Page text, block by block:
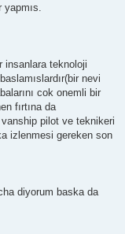
insanlara teknoloji
nevi
cok onemli bir
fırtına da
pilot ve teknikeri
izlenmesi gereken son
diyorum baska da